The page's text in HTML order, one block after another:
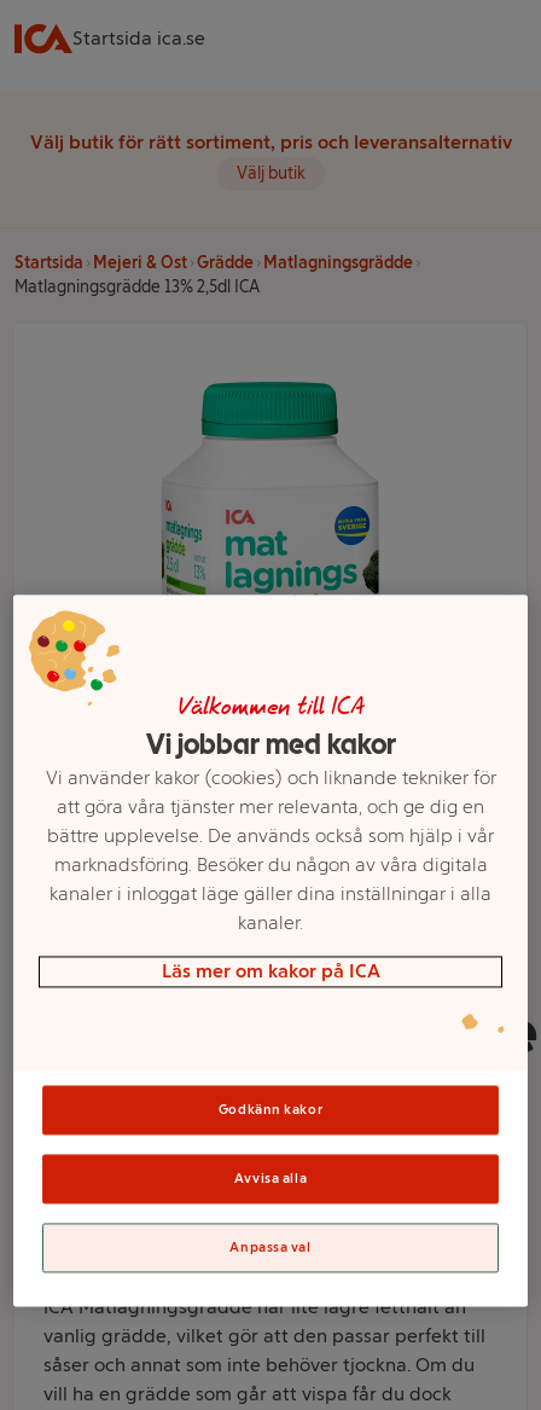
Startsida ica.se
Välj butik för rätt sortiment, pris och leveransalternativ
Välj butik
Startsida Mejeri & Ost Grädde
Matlagningsgrädde
Matlagningsgrädde 13% 2,5dl ICA
Matlagningsgrädde
13% 2,5dl ICA
ICA
Produktinformation
ICA Matlagningsgrädde har lite lägre fetthalt än
vanlig grädde, vilket gör att den passar perfekt till
såser och annat som inte behöver tjockna. Om du
vill ha en grädde som går att vispa får du dock
Välj butik och handla
Sortimentet kan variera mellan butikerna
Välkommen till ICA
Vi jobbar med kakor
Vi använder kakor (cookies) och liknande tekniker för
att göra våra tjänster mer relevanta, och ge dig en
bättre upplevelse. De används också som hjälp i vår
marknadsföring. Besöker du någon av våra digitala
kanaler i inloggat läge gäller dina inställningar i alla
kanaler.
Läs mer om kakor på ICA
Godkänn kakor
Avvisa alla
Anpassa val